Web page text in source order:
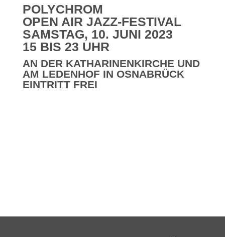
POLYCHROM
OPEN AIR JAZZ-FESTIVAL
SAMSTAG, 10. JUNI 2023
15 BIS 23 UHR
AN DER KATHARINENKIRCHE UND
AM LEDENHOF IN OSNABRÜCK
EINTRITT FREI